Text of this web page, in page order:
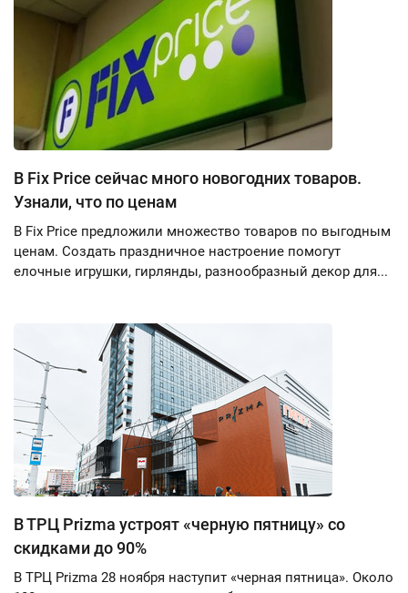
В Fix Price сейчас много новогодних товаров.
Узнали, что по ценам
В Fix Price предложили множество товаров по выгодным
ценам. Создать праздничное настроение помогут
елочные игрушки, гирлянды, разнообразный декор для...
В ТРЦ Prizma устроят «черную пятницу» со
скидками до 90%
В ТРЦ Prizma 28 ноября наступит «черная пятница». Около